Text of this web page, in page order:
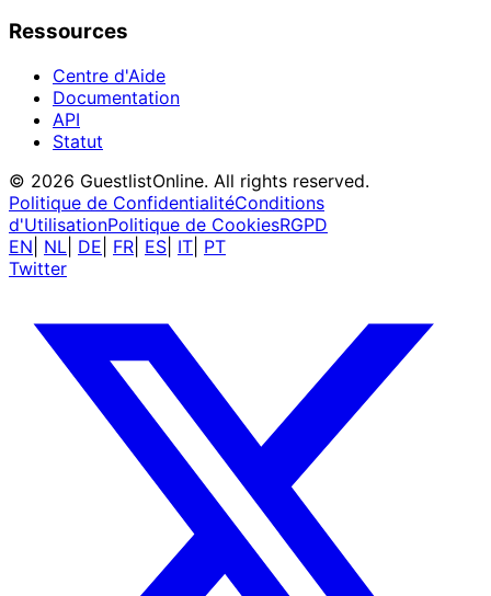
Ressources
Centre d'Aide
Documentation
API
Statut
© 2026 GuestlistOnline. All rights reserved.
Politique de ConfidentialitéConditions
d'UtilisationPolitique de CookiesRGPD
EN NL DE FR ES IT PT
Twitter